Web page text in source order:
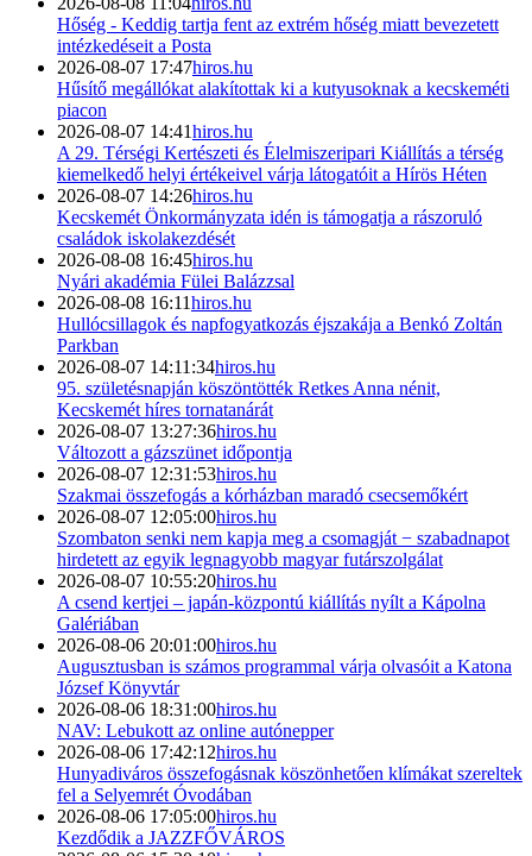
Hőség - Keddig tartja fent az extrém hőség miatt bevezetett
intézkedéseit a Posta
2026-08-07 17:47hiros.hu
Hűsítő megállókat alakítottak ki a kutyusoknak a kecskeméti
piacon
2026-08-07 14:41hiros.hu
A 29. Térségi Kertészeti és Élelmiszeripari Kiállítás a térség
kiemelkedő helyi értékeivel várja látogatóit a Hírös Héten
2026-08-07 14:26hiros.hu
Kecskemét Önkormányzata idén is támogatja a rászoruló
családok iskolakezdését
2026-08-08 16:45hiros.hu
Nyári akadémia Fülei Balázzsal
2026-08-08 16:11hiros.hu
Hullócsillagok és napfogyatkozás éjszakája a Benkó Zoltán
Parkban
2026-08-07 14:11:34hiros.hu
95. születésnapján köszöntötték Retkes Anna nénit,
Kecskemét híres tornatanárát
2026-08-07 13:27:36hiros.hu
Változott a gázszünet időpontja
2026-08-07 12:31:53hiros.hu
Szakmai összefogás a kórházban maradó csecsemőkért
2026-08-07 12:05:00hiros.hu
Szombaton senki nem kapja meg a csomagját − szabadnapot
hirdetett az egyik legnagyobb magyar futárszolgálat
2026-08-07 10:55:20hiros.hu
A csend kertjei – japán-központú kiállítás nyílt a Kápolna
Galériában
2026-08-06 20:01:00hiros.hu
Augusztusban is számos programmal várja olvasóit a Katona
József Könyvtár
2026-08-06 18:31:00hiros.hu
NAV: Lebukott az online autónepper
2026-08-06 17:42:12hiros.hu
Hunyadiváros összefogásnak köszönhetően klímákat szereltek
fel a Selyemrét Óvodában
2026-08-06 17:05:00hiros.hu
Kezdődik a JAZZFŐVÁROS